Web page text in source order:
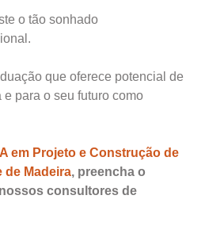
o tão sonhado
que oferece potencial de
para o seu futuro como
em Projeto e Construção de
de Madeira, preencha o
consultores de